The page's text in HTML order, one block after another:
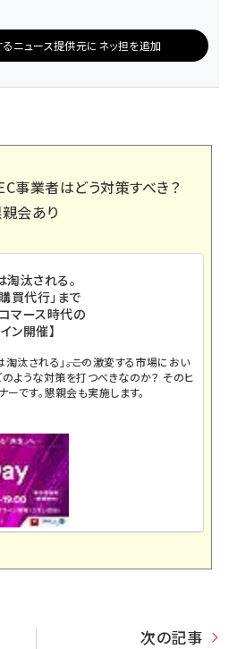
ニュース提供元にネッ担を追加
事業者はどう対策すべき？
会あり
汰される。
買代行」まで
コマース時代の
ン開催】
汰される」――。この激変する市場におい
のような対策を打つべきなのか？ そのヒ
です。懇親会も実施します。
次の記事